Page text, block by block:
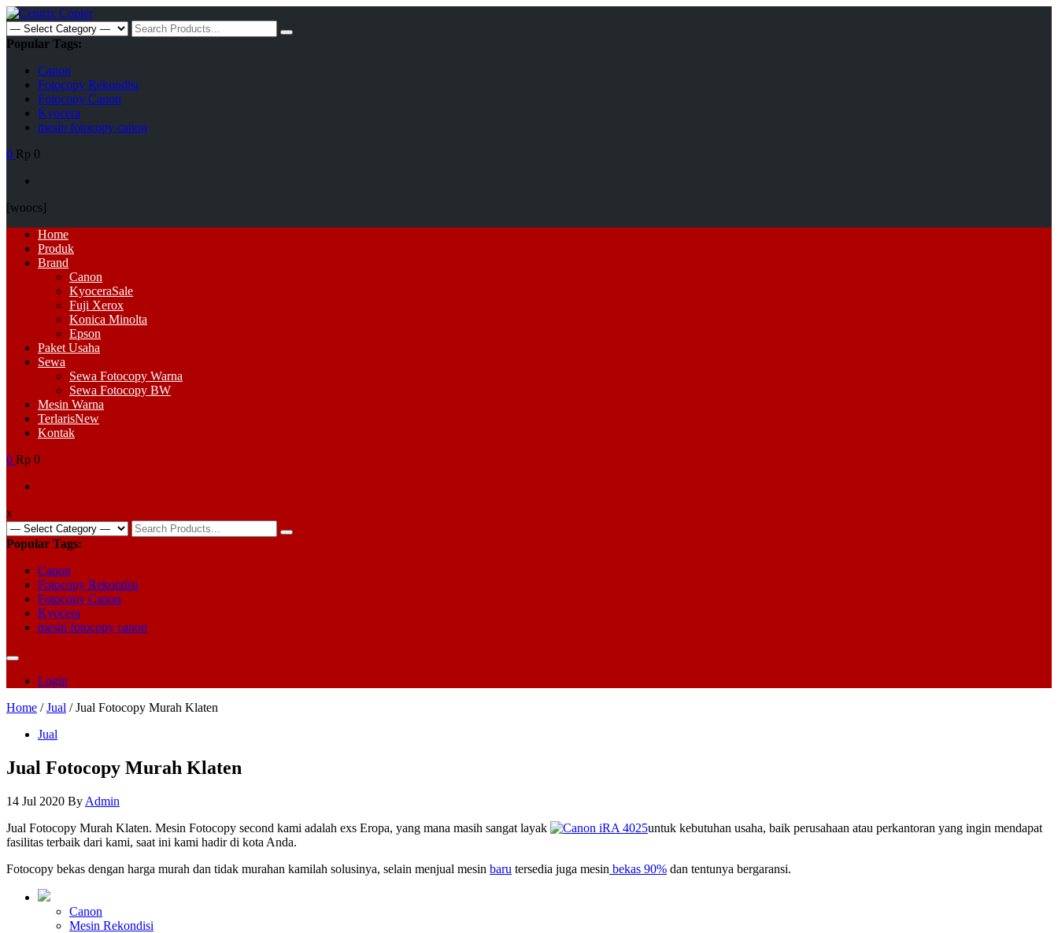
Skip
to
content
Search
for:
Popular Tags:
Canon
Fotocopy Rekondisi
Fotocopy Canon
Kyocera
mesin fotocopy canon
0 Rp 0
[woocs]
Primary
Menu
Home
Produk
Brand
Canon
KyoceraSale
Fuji Xerox
Konica Minolta
Epson
Paket Usaha
Sewa
Sewa Fotocopy Warna
Sewa Fotocopy BW
Mesin Warna
TerlarisNew
Kontak
0 Rp 0
x
Search
for:
Popular Tags:
Canon
Fotocopy Rekondisi
Fotocopy Canon
Kyocera
mesin fotocopy canon
Login
Home /Jual / Jual Fotocopy Murah Klaten
Jual
Jual Fotocopy Murah Klaten
14 Jul 2020 By Admin
Jual Fotocopy Murah Klaten. Mesin Fotocopy second kami adalah exs Eropa, yang mana masih sangat layak
untuk kebutuhan usaha, baik perusahaan atau perkantoran yang ingin mendapat
fasilitas terbaik dari kami, saat ini kami hadir di kota Anda.
Fotocopy bekas dengan harga murah dan tidak murahan kamilah solusinya, selain menjual mesin baru tersedia juga mesin bekas 90% dan tentunya bergaransi.
Canon
Mesin Rekondisi